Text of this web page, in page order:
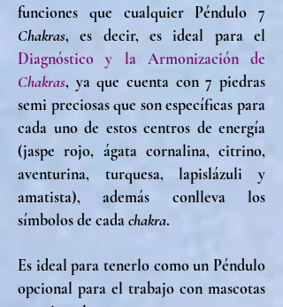
funciones que cualquier Péndulo 7
Chakras, es decir, es ideal para el
Diagnóstico y la Armonización de
Chakras, ya que cuenta con 7 piedras
semi preciosas que son específicas para
cada uno de estos centros de energía
(jaspe rojo, ágata cornalina, citrino,
aventurina, turquesa, lapislázuli y
amatista), además conlleva los
símbolos de cadachakra.
Es ideal para tenerlo como un Péndulo
opcional para el trabajo con mascotas